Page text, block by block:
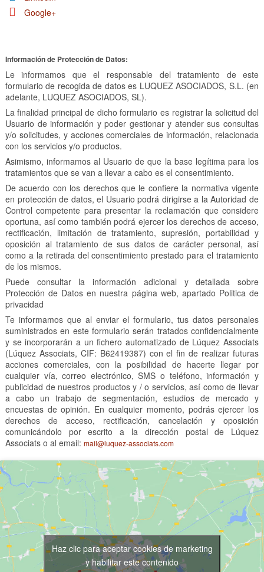
Google+
Información de Protección de Datos:
Le informamos que el responsable del tratamiento de este
formulario de recogida de datos es LUQUEZ ASOCIADOS, S.L. (en
adelante, LUQUEZ ASOCIADOS, SL).
La finalidad principal de dicho formulario es registrar la solicitud del
Usuario de información y poder gestionar y atender sus consultas
y/o solicitudes, y acciones comerciales de información, relacionada
con los servicios y/o productos.
Asimismo, informamos al Usuario de que la base legítima para los
tratamientos que se van a llevar a cabo es el consentimiento.
De acuerdo con los derechos que le confiere la normativa vigente
en protección de datos, el Usuario podrá dirigirse a la Autoridad de
Control competente para presentar la reclamación que considere
oportuna, así como también podrá ejercer los derechos de acceso,
rectificación, limitación de tratamiento, supresión, portabilidad y
oposición al tratamiento de sus datos de carácter personal, así
como a la retirada del consentimiento prestado para el tratamiento
de los mismos.
Puede consultar la información adicional y detallada sobre
Protección de Datos en nuestra página web, apartado Politica de
privacidad
Te informamos que al enviar el formulario, tus datos personales
suministrados en este formulario serán tratados confidencialmente
y se incorporarán a un fichero automatizado de Lúquez Associats
(Lúquez Associats, CIF: B62419387) con el fin de realizar futuras
acciones comerciales, con la posibilidad de hacerte llegar por
cualquier vía, correo electrónico, SMS o teléfono, información y
publicidad de nuestros productos y / o servicios, así como de llevar
a cabo un trabajo de segmentación, estudios de mercado y
encuestas de opinión. En cualquier momento, podrás ejercer los
derechos de acceso, rectificación, cancelación y oposición
comunicándolo por escrito a la dirección postal de Lúquez
Associats o al email: mail@luquez-associats.com
Haz clic para aceptar cookies de marketing
y habilitar este contenido